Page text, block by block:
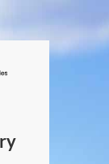
/
Canada